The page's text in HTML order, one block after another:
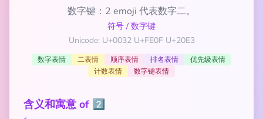
数字键：2 emoji 代表数字二。
符号 / 数字键
Unicode: U+0032 U+FE0F U+20E3
数字表情 二表情 顺序表情 排名表情
优先级表情
计数表情
数字键表情
含义和寓意 of 2️⃣